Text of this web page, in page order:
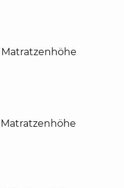
Matratzenhöhe